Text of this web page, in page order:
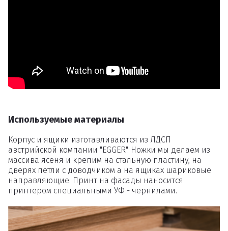
Используемые материалы
Корпус и ящики изготавливаются из ЛДСП
австрийской компании "EGGER". Ножки мы делаем из
массива ясеня и крепим на стальную пластину, на
дверях петли с доводчиком а на ящиках шариковые
направляющие. Принт на фасады наносится
принтером специальными УФ - чернилами.
Вы точно хотите удалить
товар из корзины?
Удалить